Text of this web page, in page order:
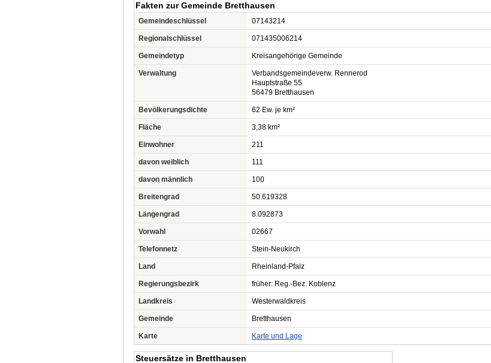
Fakten zur Gemeinde Bretthausen
Gemeindeschlüssel 07143214
Regionalschlüssel 071435006214
Gemeindetyp Kreisangehörige Gemeinde
Verwaltung
Verbandsgemeindeverw. Rennerod
Hauptstraße 55
56479 Bretthausen
Bevölkerungsdichte 62 Ew. je km²
Fläche 3,38 km²
Einwohner 211
davon weiblich 111
davon männlich 100
Breitengrad 50.619328
Längengrad 8.092873
Vorwahl 02667
Telefonnetz Stein-Neukirch
Land Rheinland-Pfalz
Regierungsbezirk früher: Reg.-Bez. Koblenz
Landkreis Westerwaldkreis
Gemeinde Bretthausen
Karte Karte und Lage
Steuersätze in Bretthausen